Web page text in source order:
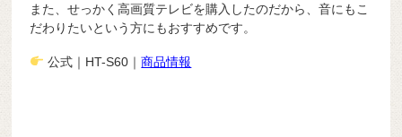
また、せっかく高画質テレビを購入したのだから、音にもこ
だわりたいという方にもおすすめです。
公式｜ HT-S60｜商品情報